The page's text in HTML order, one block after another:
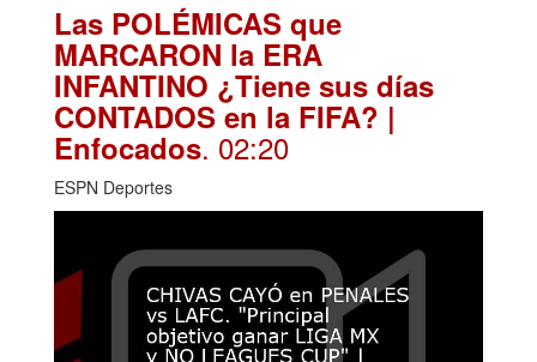
Las POLÉMICAS que
MARCARON la ERA
INFANTINO ¿Tiene sus días
CONTADOS en la FIFA? |
Enfocados. 02:20
ESPN Deportes